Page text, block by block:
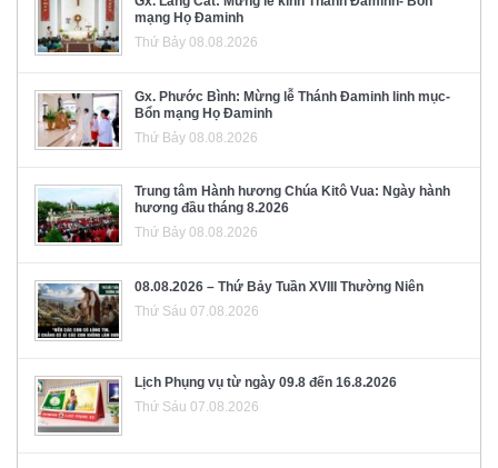
mạng Họ Đaminh
Thứ Bảy 08.08.2026
Gx. Phước Bình: Mừng lễ Thánh Đaminh linh mục-
Bổn mạng Họ Đaminh
Thứ Bảy 08.08.2026
Trung tâm Hành hương Chúa Kitô Vua: Ngày hành
hương đầu tháng 8.2026
Thứ Bảy 08.08.2026
08.08.2026 – Thứ Bảy Tuần XVIII Thường Niên
Thứ Sáu 07.08.2026
Lịch Phụng vụ từ ngày 09.8 đến 16.8.2026
Thứ Sáu 07.08.2026